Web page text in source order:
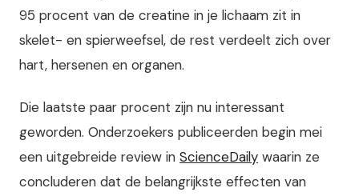
95 procent van de creatine in je lichaam zit in
skelet- en spierweefsel, de rest verdeelt zich over
hart, hersenen en organen.
Die laatste paar procent zijn nu interessant
geworden. Onderzoekers publiceerden begin mei
een uitgebreide review in ScienceDaily waarin ze
concluderen dat de belangrijkste effecten van